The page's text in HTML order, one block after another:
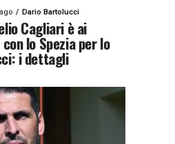
Dario Bartolucci
Cagliari è ai
lo Spezia per lo
i dettagli